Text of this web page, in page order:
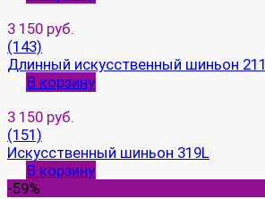
3 150 руб.
(143)
Длинный искусственный шиньон 211
В корзину
3 150 руб.
(151)
Искусственный шиньон 319L
В корзину
-59%